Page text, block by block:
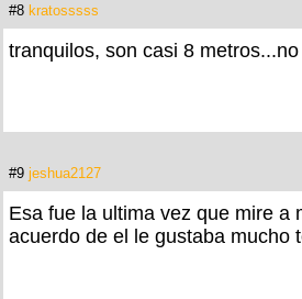
#8 kratosssss
tranquilos, son casi 8
#9 jeshua2127
Esa fue la ultima vez que mire a
acuerdo de el le gustaba mucho